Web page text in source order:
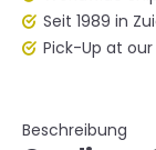
Seit 1989 in
Pick-Up at our
Beschreibung